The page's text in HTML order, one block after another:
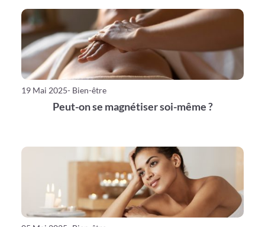
19 Mai 2025- Bien-être
Peut-on se magnétiser soi-même ?